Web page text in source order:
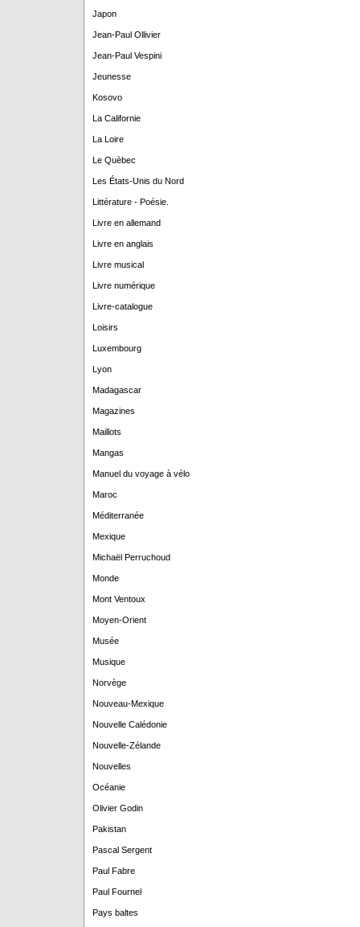
Japon
Jean-Paul Ollivier
Jean-Paul Vespini
Jeunesse
Kosovo
La Californie
La Loire
Le Quèbec
Les États-Unis du Nord
Littérature - Poésie.
Livre en allemand
Livre en anglais
Livre musical
Livre numérique
Livre-catalogue
Loisirs
Luxembourg
Lyon
Madagascar
Magazines
Maillots
Mangas
Manuel du voyage à vélo
Maroc
Méditerranée
Mexique
Michaël Perruchoud
Monde
Mont Ventoux
Moyen-Orient
Musée
Musique
Norvège
Nouveau-Mexique
Nouvelle Calédonie
Nouvelle-Zélande
Nouvelles
Océanie
Olivier Godin
Pakistan
Pascal Sergent
Paul Fabre
Paul Fournel
Pays baltes